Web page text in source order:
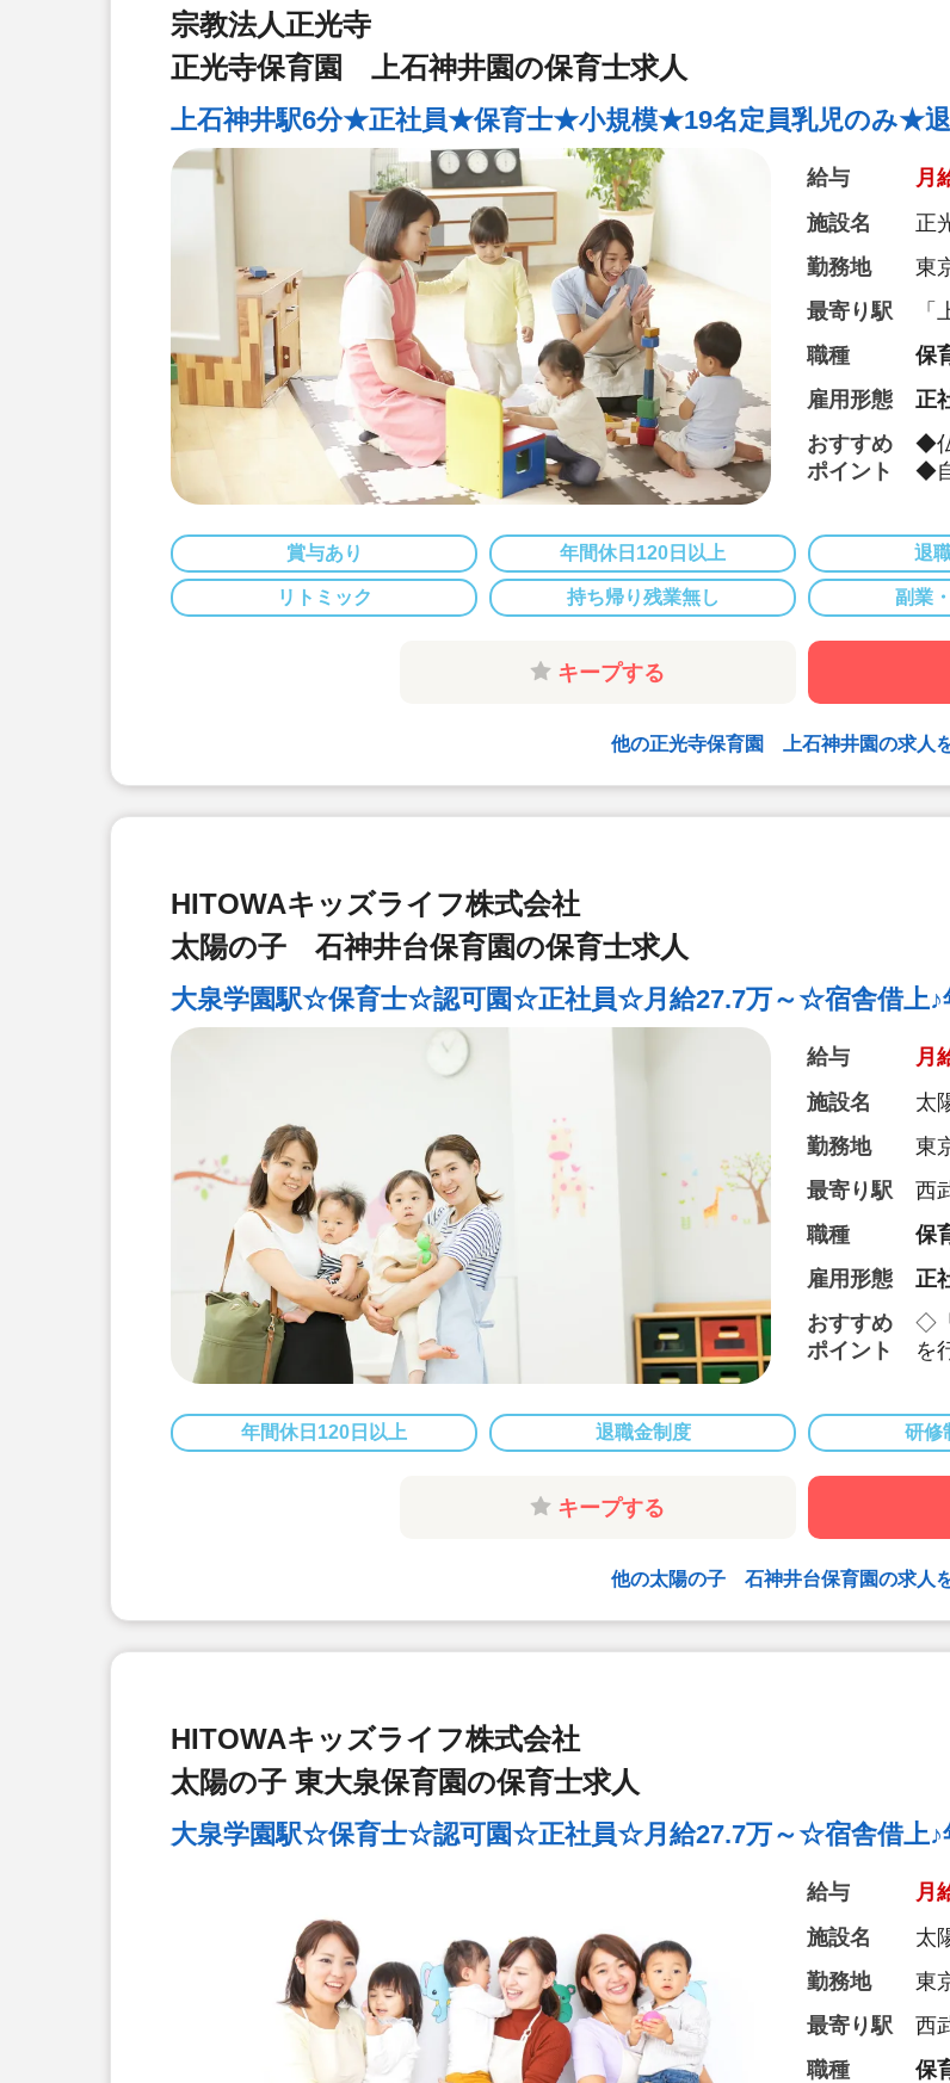
の
進
◇
系
◇
宗教法人正光寺
正光寺保育園 上石神井園の保育士求人
上石神井駅6分★正社員★保育士★小規模★19名定員乳児のみ★退
給与 月
施設名
正
勤務地
東
最寄り駅
職種
保
雇用形態
正
おすすめ
ポイント
◆
◆
◆
◆
◆
◆
チ
賞与あり 年間休日120日以上 退
リトミック 持ち帰り残業無し 副業
キープする
他の正光寺保育園 上石神井園の求人
HITOWAキッズライフ株式会社
太陽の子 石神井台保育園の保育士求人
大泉学園駅☆保育士☆認可園☆正社員☆月給27.7万～☆宿舎借上♪
給与 月
施設名
太
勤務地
東
最寄り駅
西
職種
保
雇用形態
正
おすすめ
ポイント
◇
を
◇
◇
◇
実
年間休日120日以上 退職金制度 研修
キープする
他の太陽の子 石神井台保育園の求人
HITOWAキッズライフ株式会社
太陽の子 東大泉保育園の保育士求人
大泉学園駅☆保育士☆認可園☆正社員☆月給27.7万～☆宿舎借上♪
給与 月
施設名
太
勤務地
東
最寄り駅
西
職種
保